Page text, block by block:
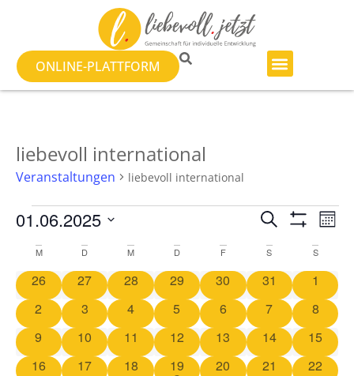
ONLINE-PLATTFORM
liebevoll international
Veranstaltungen liebevoll international
Suche
und
SUCHE
01.06.2025
wählen.
Kalender
von
Veranstaltungen
M D M D F S S
0 Veranstaltungen
26 0 Veranstaltungen
27 0 Veranstaltungen
28 0 Veranstaltungen
29 0 Veranstaltungen
30 0
31 0
1
0 Veranstaltungen
2 0 Veranstaltungen
3 0 Veranstaltungen
4 0 Veranstaltungen
5 0 Veranstaltungen
6 0
7 0
8
0 Veranstaltungen
9 0 Veranstaltungen
10 0 Veranstaltungen
11 0 Veranstaltungen
12 0 Veranstaltungen
13 0
14 0
15
0 Veranstaltungen
16 0 Veranstaltungen
17 0 Veranstaltungen
18 1 Veranstaltung
19 0 Veranstaltungen
20 0
21 0
22